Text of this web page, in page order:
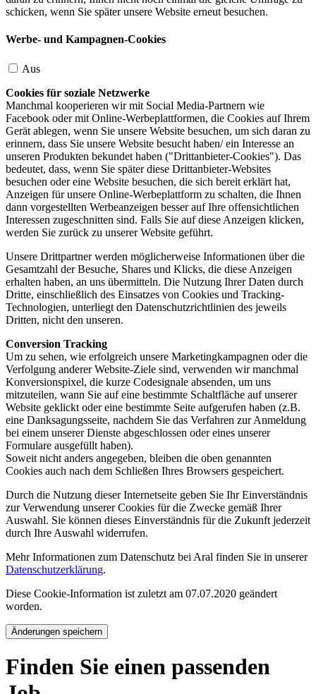
schicken, wenn Sie später unsere Website erneut besuchen.
Werbe- und Kampagnen-Cookies
Aus
Cookies für soziale Netzwerke
Manchmal kooperieren wir mit Social Media-Partnern wie
Facebook oder mit Online-Werbeplattformen, die Cookies auf Ihrem
Gerät ablegen, wenn Sie unsere Website besuchen, um sich daran zu
erinnern, dass Sie unsere Website besucht haben/ ein Interesse an
unseren Produkten bekundet haben ("Drittanbieter-Cookies"). Das
bedeutet, dass, wenn Sie später diese Drittanbieter-Websites
besuchen oder eine Website besuchen, die sich bereit erklärt hat,
Anzeigen für unsere Online-Werbeplattform zu schalten, die Ihnen
dann vorgestellten Werbeanzeigen besser auf Ihre offensichtlichen
Interessen zugeschnitten sind. Falls Sie auf diese Anzeigen klicken,
werden Sie zurück zu unserer Website geführt.
Unsere Drittpartner werden möglicherweise Informationen über die
Gesamtzahl der Besuche, Shares und Klicks, die diese Anzeigen
erhalten haben, an uns übermitteln. Die Nutzung Ihrer Daten durch
Dritte, einschließlich des Einsatzes von Cookies und Tracking-
Technologien, unterliegt den Datenschutzrichtlinien des jeweils
Dritten, nicht den unseren.
Conversion Tracking
Um zu sehen, wie erfolgreich unsere Marketingkampagnen oder die
Verfolgung anderer Website-Ziele sind, verwenden wir manchmal
Konversionspixel, die kurze Codesignale absenden, um uns
mitzuteilen, wann Sie auf eine bestimmte Schaltfläche auf unserer
Website geklickt oder eine bestimmte Seite aufgerufen haben (z.B.
eine Danksagungsseite, nachdem Sie das Verfahren zur Anmeldung
bei einem unserer Dienste abgeschlossen oder eines unserer
Formulare ausgefüllt haben).
Soweit nicht anders angegeben, bleiben die oben genannten
Cookies auch nach dem Schließen Ihres Browsers gespeichert.
Durch die Nutzung dieser Internetseite geben Sie Ihr Einverständnis
zur Verwendung unserer Cookies für die Zwecke gemäß Ihrer
Auswahl. Sie können dieses Einverständnis für die Zukunft jederzeit
durch Ihre Auswahl widerrufen.
Mehr Informationen zum Datenschutz bei Aral finden Sie in unserer
Datenschutzerklärung.
Diese Cookie-Information ist zuletzt am 07.07.2020 geändert
worden.
Änderungen speichern
Finden Sie einen passenden